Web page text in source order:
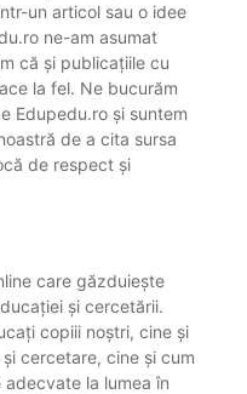
un articol sau o idee
ne-am asumat
că și publicațiile cu
la fel. Ne bucurăm
Edupedu.ro și suntem
de a cita sursa
de respect și
care găzduiește
și cercetării.
copiii noștri, cine și
cercetare, cine și cum
la lumea în